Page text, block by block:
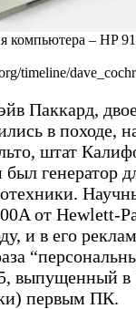
компьютера – HP
timeline/
Паккард,
в походе,
штат
генератор
от Hewlett-
и в его
выпущенный в
первым ПК.